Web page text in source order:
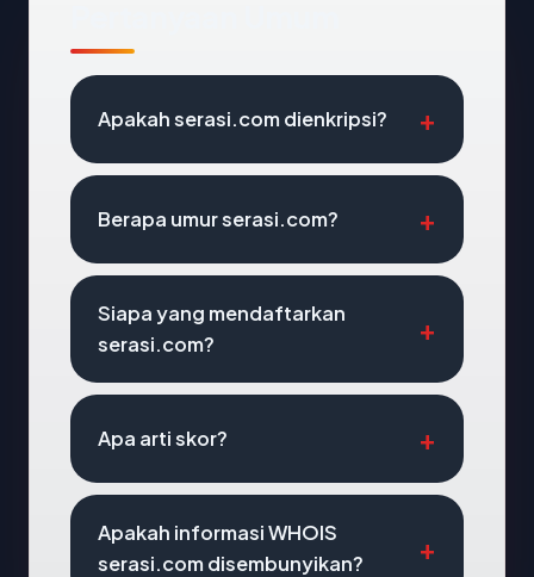
Apakah serasi.com dienkripsi?
Berapa umur serasi.com?
Siapa yang mendaftarkan
serasi.com?
Apa arti skor?
Apakah informasi WHOIS
serasi.com disembunyikan?